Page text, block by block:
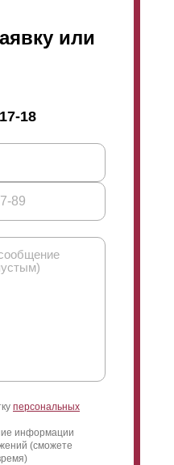
или
18
персональных
информации
(сможете